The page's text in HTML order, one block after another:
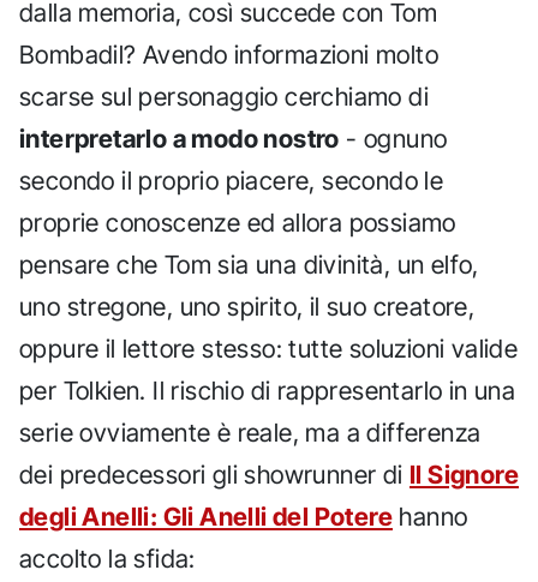
dalla memoria, così succede con Tom
Bombadil? Avendo informazioni molto
scarse sul personaggio cerchiamo di
interpretarlo a modo nostro - ognuno
secondo il proprio piacere, secondo le
proprie conoscenze ed allora possiamo
pensare che Tom sia una divinità, un elfo,
uno stregone, uno spirito, il suo creatore,
oppure il lettore stesso: tutte soluzioni valide
per Tolkien. Il rischio di rappresentarlo in una
serie ovviamente è reale, ma a differenza
dei predecessori gli showrunner di Il Signore
degli Anelli: Gli Anelli del Potere hanno
accolto la sfida: